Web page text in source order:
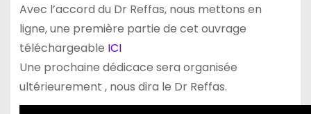
Avec l’accord du Dr Reffas, nous mettons en
ligne, une première partie de cet ouvrage
téléchargeable ICI
Une prochaine dédicace sera organisée
ultérieurement , nous dira le Dr Reffas.